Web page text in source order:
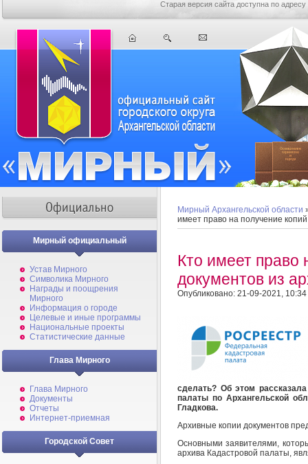
Старая версия сайта доступна по адресу
Мирный официальный
Устав Мирного
Символика Мирного
Награды и поощрения
Мирного
Информация о городе
Целевые и иные программы
Национальные проекты
Статистические данные
Глава Мирного
Глава Мирного
Документы
Отчеты
Интернет-приемная
Городской Совет
Мирный Архангельской области
имеет право на получение
Кто имеет право
документов из
Опубликовано: 21-09-2021, 10:34
сделать? Об этом
палаты по Архангельской
Гладкова.
Архивные копии документов
Основными заявителями,
архива Кадастровой палаты,